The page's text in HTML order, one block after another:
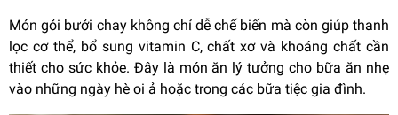
Món gỏi bưởi chay không chỉ dễ chế biến mà còn giúp thanh
lọc cơ thể, bổ sung vitamin C, chất xơ và khoáng chất cần
thiết cho sức khỏe. Đây là món ăn lý tưởng cho bữa ăn nhẹ
vào những ngày hè oi ả hoặc trong các bữa tiệc gia đình.